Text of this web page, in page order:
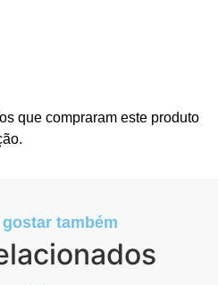
que compraram este produto
também